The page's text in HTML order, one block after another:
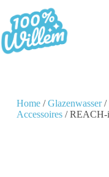
Home/Glazenwasser/
Accessoires/ REACH-